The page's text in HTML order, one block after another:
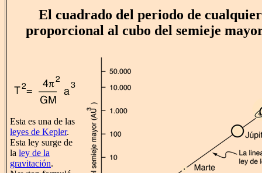
El cuadrado del periodo de
proporcional al cubo del semieje
Esta es una de las
leyes de Kepler.
Esta ley surge de
la ley de la
gravitación.